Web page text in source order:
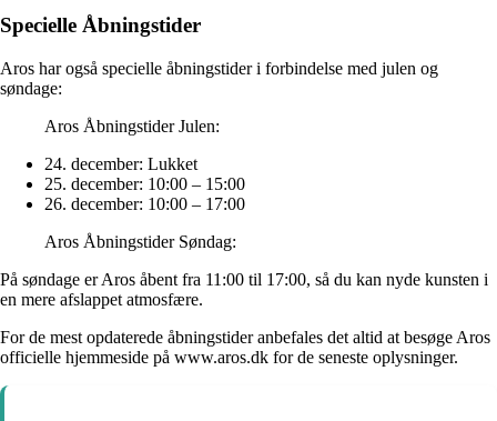
Specielle Åbningstider
Aros har også specielle åbningstider i forbindelse med julen og
søndage:
Aros Åbningstider Julen:
24. december: Lukket
25. december: 10:00 – 15:00
26. december: 10:00 – 17:00
Aros Åbningstider Søndag:
På søndage er Aros åbent fra 11:00 til 17:00, så du kan nyde kunsten i
en mere afslappet atmosfære.
For de mest opdaterede åbningstider anbefales det altid at besøge Aros
officielle hjemmeside på www.aros.dk for de seneste oplysninger.